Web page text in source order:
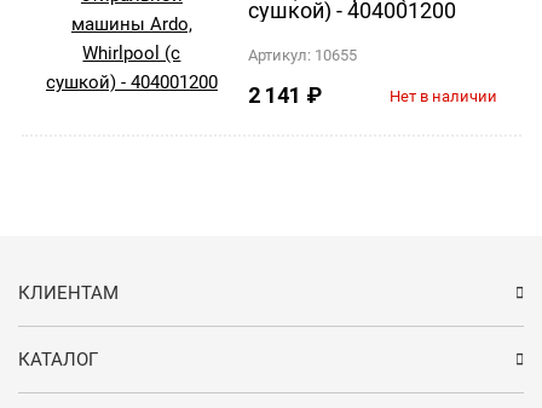
сушкой) - 404001200
Артикул: 10655
2 141 ₽ Нет в наличии
КЛИЕНТАМ
КАТАЛОГ